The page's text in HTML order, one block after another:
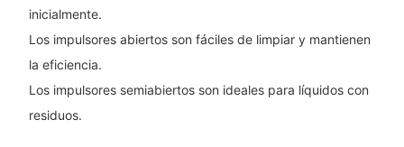
inicialmente.
Los impulsores abiertos son fáciles de limpiar y mantienen
la eficiencia.
Los impulsores semiabiertos son ideales para líquidos con
residuos.